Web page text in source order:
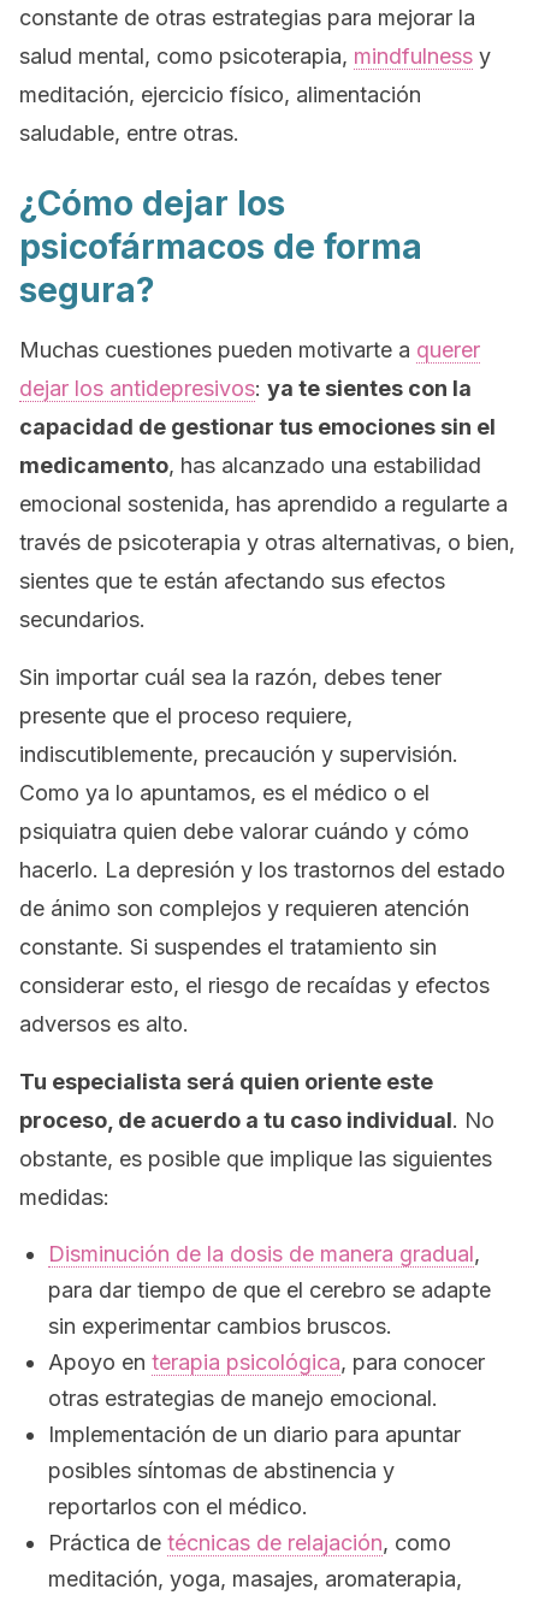
constante de otras estrategias para mejorar la
salud mental, como psicoterapia, mindfulness y
meditación, ejercicio físico, alimentación
saludable, entre otras.
¿Cómo dejar los
psicofármacos de forma
segura?
Muchas cuestiones pueden motivarte a querer
dejar los antidepresivos: ya te sientes con la
capacidad de gestionar tus emociones sin el
medicamento, has alcanzado una estabilidad
emocional sostenida, has aprendido a regularte a
través de psicoterapia y otras alternativas, o bien,
sientes que te están afectando sus efectos
secundarios.
Sin importar cuál sea la razón, debes tener
presente que el proceso requiere,
indiscutiblemente, precaución y supervisión.
Como ya lo apuntamos, es el médico o el
psiquiatra quien debe valorar cuándo y cómo
hacerlo. La depresión y los trastornos del estado
de ánimo son complejos y requieren atención
constante. Si suspendes el tratamiento sin
considerar esto, el riesgo de recaídas y efectos
adversos es alto.
Tu especialista será quien oriente este
proceso, de acuerdo a tu caso individual. No
obstante, es posible que implique las siguientes
medidas:
Disminución de la dosis de manera gradual,
para dar tiempo de que el cerebro se adapte
sin experimentar cambios bruscos.
Apoyo en terapia psicológica, para conocer
otras estrategias de manejo emocional.
Implementación de un diario para apuntar
posibles síntomas de abstinencia y
reportarlos con el médico.
Práctica de técnicas de relajación, como
meditación, yoga, masajes, aromaterapia,